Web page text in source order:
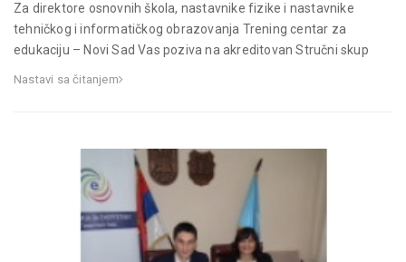
Za direktore osnovnih škola, nastavnike fizike i nastavnike
tehničkog i informatičkog obrazovanja Trening centar za
edukaciju – Novi Sad Vas poziva na akreditovan Stručni skup
Nastavi sa čitanjem